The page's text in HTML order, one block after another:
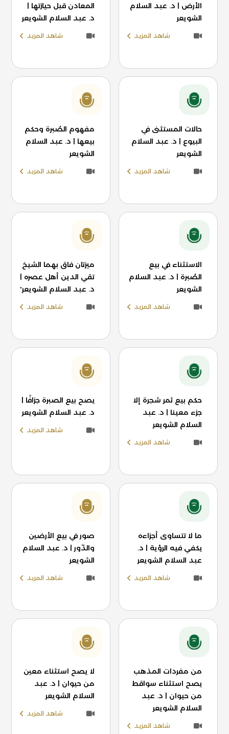
الأرض | د. عبد السلام
الشويعر
شاهد المزيد
المعادن قبل حيازتها |
د. عبد السلام الشويعر
شاهد المزيد
حالات المستثنى في
البيوع | د. عبد السلام
الشويعر
شاهد المزيد
مفهوم الصُبرة وحكم
بيعها | د. عبد السلام
الشويعر
شاهد المزيد
الاستثناء في بيع
الصُبرة | د. عبد السلام
الشويعر
شاهد المزيد
ميزتان فاق بهما الشيخ
تقي الدين أهل عصره |
د. عبد السلام الشويعر'
شاهد المزيد
حكم بيع ثمر شجرة إلا
جزء معينا | د. عبد
السلام الشويعر
شاهد المزيد
يصح بيع الصبرة جزافًا |
د. عبد السلام الشويعر
شاهد المزيد
ما لا تتساوى أجزاءه
يكفي فيه الرؤية | د.
عبد السلام الشويعر
شاهد المزيد
صور في بيع الأرضين
والدّور | د. عبد السلام
الشويعر
شاهد المزيد
من مفردات المذهب
يصح استثناء سواقط
من حيوان | د. عبد
السلام الشويعر
شاهد المزيد
لا يصح استثناء معين
من حيوان | د. عبد
السلام الشويعر
شاهد المزيد